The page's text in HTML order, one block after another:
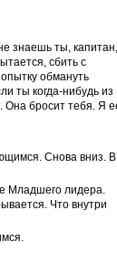
знаешь ты, капитан,
сбить с
обмануть
ты когда-нибудь из
Она бросит тебя. Я
Снова вниз. В
Младшего лидера.
Что внутри